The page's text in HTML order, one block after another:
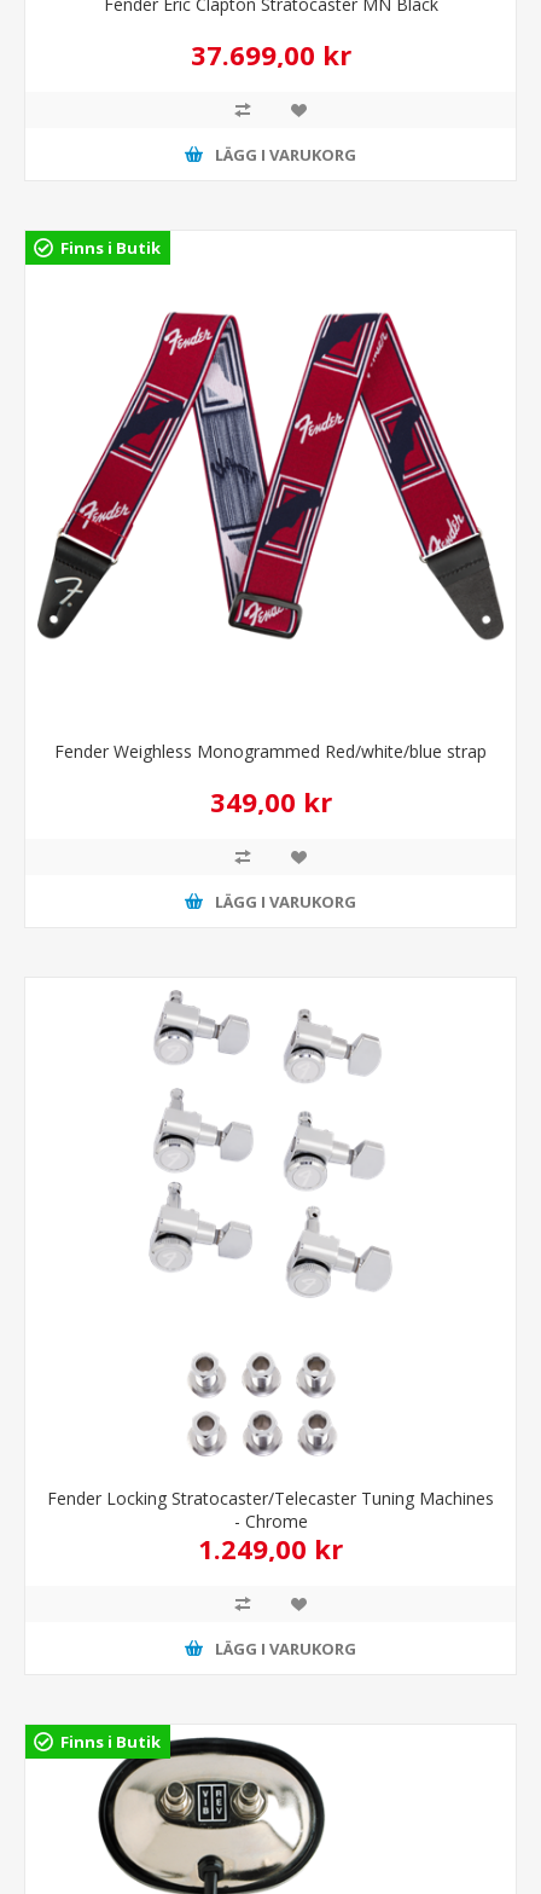
37.699,00 kr
LÄGG I VARUKORG
Finns i Butik
Fender Weighless Monogrammed Red/white/blue strap
349,00 kr
LÄGG I VARUKORG
Fender Locking Stratocaster/Telecaster Tuning Machines
- Chrome
1.249,00 kr
LÄGG I VARUKORG
Finns i Butik